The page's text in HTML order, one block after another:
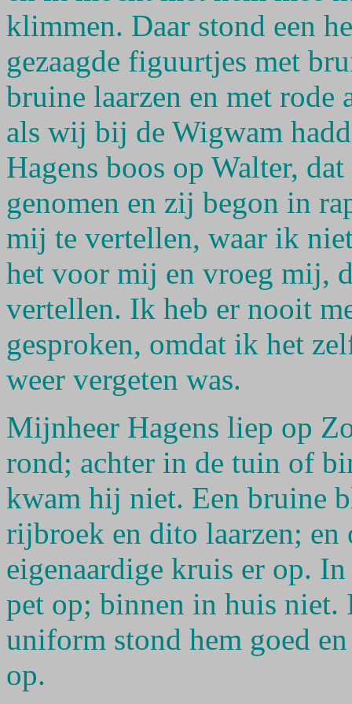
klimmen. Daar stond een
gezaagde figuurtjes met
bruine laarzen en met rode
als wij bij de Wigwam
Hagens boos op Walter,
genomen en zij begon in
mij te vertellen, waar ik
het voor mij en vroeg mij,
vertellen. Ik heb er nooit
gesproken, omdat ik het
weer vergeten was.
Mijnheer Hagens liep op
rond; achter in de tuin of
kwam hij niet. Een bruine
rijbroek en dito laarzen; en
eigenaardige kruis er op.
pet op; binnen in huis niet.
uniform stond hem goed
op.